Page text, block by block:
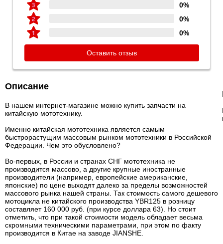
0%
0%
0%
Оставить отзыв
Описание
В нашем интернет-магазине можно купить запчасти на
китайскую мототехнику.
Именно китайская мототехника является самым
быстрорастущим массовым рынком мототехники в Российской
Федерации. Чем это обусловлено?
Во-первых, в России и странах СНГ мототехника не
производится массово, а другие крупные иностранные
производители (например, европейские американские,
японские) по цене выходят далеко за пределы возможностей
массового рынка нашей страны. Так стоимость самого дешевого
мотоцикла не китайского производства YBR125 в розницу
составляет 160 000 руб. (при курсе доллара 63). Но стоит
отметить, что при такой стоимости модель обладает весьма
скромными техническими параметрами, при этом по факту
производится в Китае на заводе JIANSHE.